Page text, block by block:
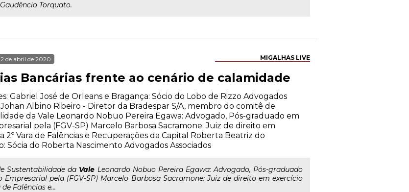
Torquato.
MIGALHAS LIVE
de abril de 2020
Bancárias frente ao cenário de calamidade
Gabriel José de Orleans e Bragança: Sócio do Lobo de Rizzo Advogados
Johan Albino Ribeiro - Diretor da Bradespar S/A, membro do comitê de
da Vale Leonardo Nobuo Pereira Egawa: Advogado, Pós-graduado em
pela (FGV-SP) Marcelo Barbosa Sacramone: Juiz de direito em
2º Vara de Falências e Recuperações da Capital Roberta Beatriz do
Sócia do Roberta Nascimento Advogados Associados
Sustentabilidade da Vale Leonardo Nobuo Pereira Egawa: Advogado, Pós-graduado
Empresarial pela (FGV-SP) Marcelo Barbosa Sacramone: Juiz de direito em exercício
Falências e...